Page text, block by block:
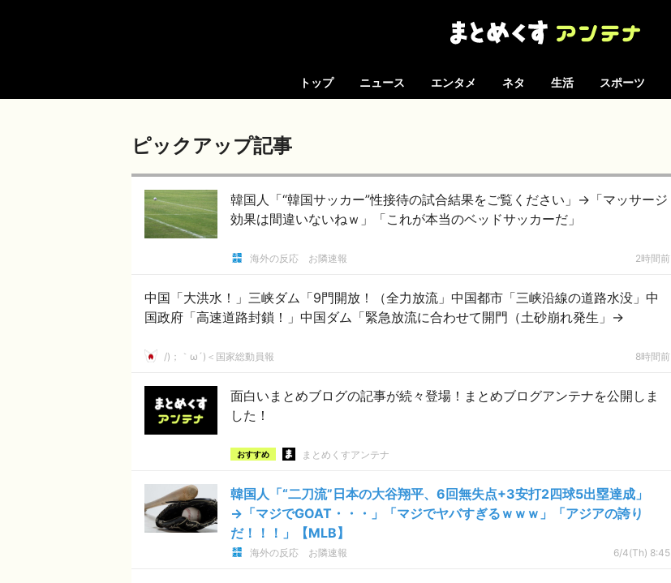
トップ ニュース エンタメ ネタ 生活 スポーツ
ピックアップ記事
韓国人「“韓国サッカー”性接待の試合結果をご覧ください」→「マッサージ
効果は間違いないねｗ」「これが本当のベッドサッカーだ」
海外の反応 お隣速報 2時間前
中国「大洪水！」三峡ダム「9門開放！（全力放流」中国都市「三峡沿線の道路水没」中
国政府「高速道路封鎖！」中国ダム「緊急放流に合わせて開門（土砂崩れ発生」→
/)；｀ω´)＜国家総動員報 8時間前
面白いまとめブログの記事が続々登場！まとめブログアンテナを公開しま
した！
おすすめ まとめくすアンテナ
韓国人「“二刀流”日本の大谷翔平、6回無失点+3安打2四球5出塁達成」
→「マジでGOAT・・・」「マジでヤバすぎるｗｗｗ」「アジアの誇り
だ！！！」【MLB】
海外の反応 お隣速報 6/4(Th) 8:45